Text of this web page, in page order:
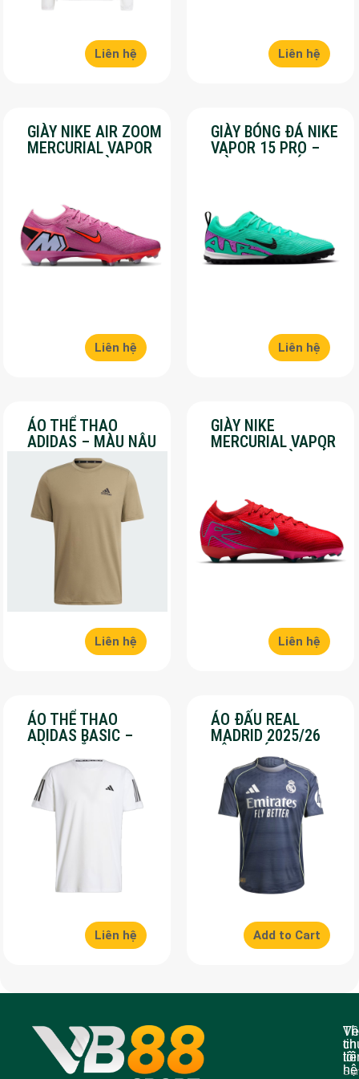
Liên hệ Liên hệ
GIÀY NIKE AIR ZOOM
MERCURIAL VAPOR
Liên hệ
GIÀY BÓNG ĐÁ NIKE
VAPOR 15 PRO –
Liên hệ
ÁO THỂ THAO
ADIDAS – MÀU NÂU
– SALE 30%
Liên hệ
GIÀY NIKE
MERCURIAL VAPOR
Liên hệ
ÁO THỂ THAO
ADIDAS BASIC –
70%
Liên hệ
ÁO ĐẤU REAL
MADRID 2025/26
SÂN KHÁCH – SALE
50%
Add to Cart
Về
tôi
tin
hệ